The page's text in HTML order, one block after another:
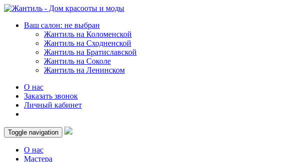
Ваш салон: не выбран
Жантиль на Коломенской
Жантиль на Сходненской
Жантиль на Братиславской
Жантиль на Соколе
Жантиль на Ленинском
О нас
Заказать звонок
Личный кабинет
Toggle navigation
О нас
Мастера